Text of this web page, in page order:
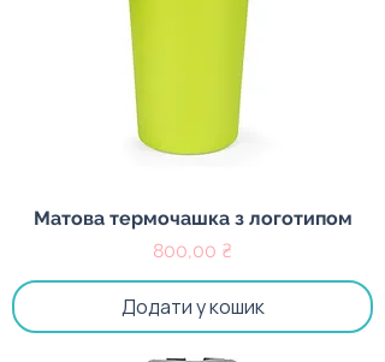
Матова термочашка з логотипом
Ціна
800,00 ₴
Додати у кошик